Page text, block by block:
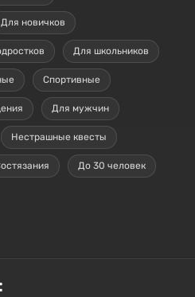
Для новичков
Для школьников
Спортивные
Для мужчин
Нестрашные квесты
До 30 человек